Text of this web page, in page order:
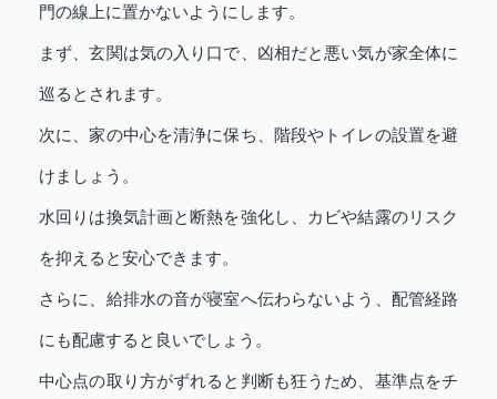
門の線上に置かないようにします。
まず、玄関は気の入り口で、凶相だと悪い気が家全体に
巡るとされます。
次に、家の中心を清浄に保ち、階段やトイレの設置を避
けましょう。
水回りは換気計画と断熱を強化し、カビや結露のリスク
を抑えると安心できます。
さらに、給排水の音が寝室へ伝わらないよう、配管経路
にも配慮すると良いでしょう。
中心点の取り方がずれると判断も狂うため、基準点をチ